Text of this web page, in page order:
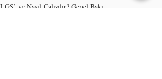
LGS’ ye Nasıl Çalışılır? Genel Bakı